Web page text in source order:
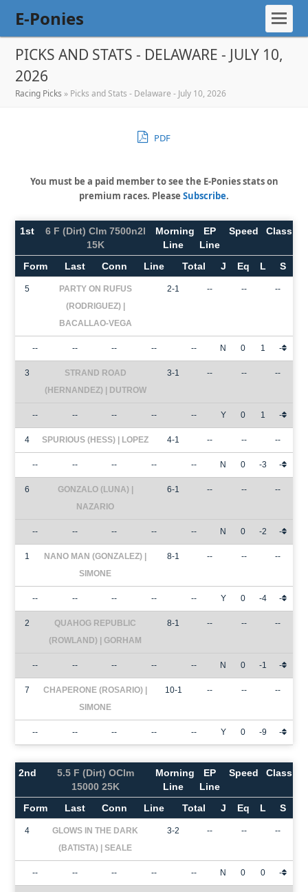
E-Ponies
PICKS AND STATS - DELAWARE - JULY 10,
2026
Racing Picks » Picks and Stats - Delaware - July 10, 2026
PDF
You must be a paid member to see the E-Ponies stats on
premium races. Please Subscribe.
1st
6 F (Dirt) Clm 7500n2l
15K
Morning
Line
EP
Line
Speed Class
Form Last Conn Line Total J Eq L S
5
PARTY ON RUFUS
(RODRIGUEZ) |
BACALLAO-VEGA
2-1 -- -- --
-- -- -- -- -- N 0 1 -
3
STRAND ROAD
(HERNANDEZ) | DUTROW
3-1 -- -- --
-- -- -- -- -- Y 0 1 -
4 SPURIOUS (HESS) | LOPEZ 4-1 -- -- --
-- -- -- -- -- N 0 -3 -
6
GONZALO (LUNA) |
NAZARIO
6-1 -- -- --
-- -- -- -- -- N 0 -2 -
1
NANO MAN (GONZALEZ) |
SIMONE
8-1 -- -- --
-- -- -- -- -- Y 0 -4 -
2
QUAHOG REPUBLIC
(ROWLAND) | GORHAM
8-1 -- -- --
-- -- -- -- -- N 0 -1 -
7
CHAPERONE (ROSARIO) |
SIMONE
10-1 -- -- --
-- -- -- -- -- Y 0 -9 -
2nd
5.5 F (Dirt) OClm
15000 25K
Morning
Line
EP
Line
Speed Class
Form Last Conn Line Total J Eq L S
4
GLOWS IN THE DARK
(BATISTA) | SEALE
3-2 -- -- --
-- -- -- -- -- N 0 0 -